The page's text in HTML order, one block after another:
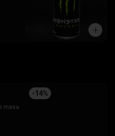
-14%
masa